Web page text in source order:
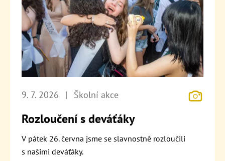
9. 7. 2026 | Školní akce
Rozloučení s deváťáky
V pátek 26. června jsme se slavnostně rozloučili
s našimi deváťáky.